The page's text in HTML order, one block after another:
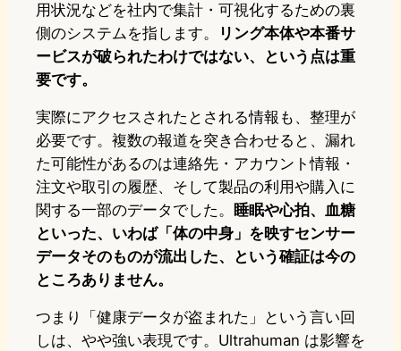
用状況などを社内で集計・可視化するための裏
側のシステムを指します。
リング本体や本番サ
ービスが破られたわけではない、という点は重
要です。
実際にアクセスされたとされる情報も、整理が
必要です。複数の報道を突き合わせると、漏れ
た可能性があるのは連絡先・アカウント情報・
注文や取引の履歴、そして製品の利用や購入に
関する一部のデータでした。 睡眠や心拍、血糖
といった、いわば「体の中身」を映すセンサー
データそのものが流出した、という確証は今の
ところありません。
つまり「健康データが盗まれた」という言い回
しは、やや強い表現です。Ultrahuman は影響を